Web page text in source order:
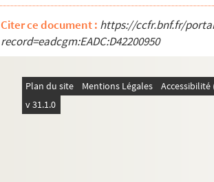
Citer ce document : https://ccfr.bnf.fr/
record=eadcgm:EADC:D42200950
Plan du site Mentions Légales
v 31.1.0